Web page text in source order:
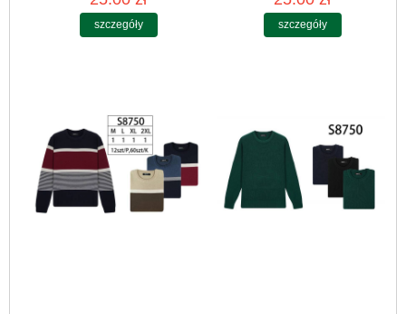
szczegóły szczegóły